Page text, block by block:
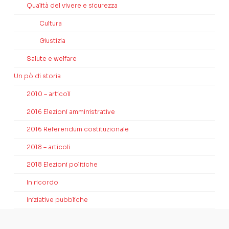
Qualità del vivere e sicurezza
Cultura
Giustizia
Salute e welfare
Un pò di storia
2010 – articoli
2016 Elezioni amministrative
2016 Referendum costituzionale
2018 – articoli
2018 Elezioni politiche
In ricordo
Iniziative pubbliche